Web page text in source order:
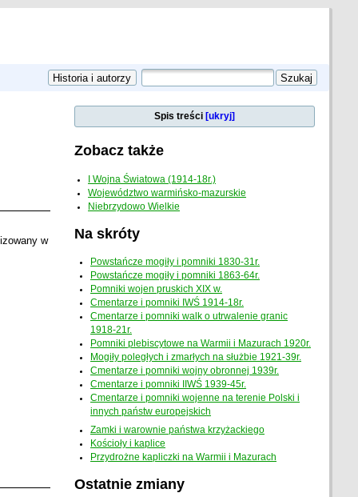
w
Spis treści [ukryj]
Zobacz także
I Wojna Światowa (1914-18r.)
Województwo warmińsko-mazurskie
Niebrzydowo Wielkie
Na skróty
Powstańcze mogiły i pomniki 1830-31r.
Powstańcze mogiły i pomniki 1863-64r.
Pomniki wojen pruskich XIX w.
Cmentarze i pomniki IWŚ 1914-18r.
Cmentarze i pomniki walk o utrwalenie granic
1918-21r.
Pomniki plebiscytowe na Warmii i Mazurach 1920r.
Mogiły poległych i zmarłych na służbie 1921-39r.
Cmentarze i pomniki wojny obronnej 1939r.
Cmentarze i pomniki IIWŚ 1939-45r.
Cmentarze i pomniki wojenne na terenie Polski i
innych państw europejskich
Zamki i warownie państwa krzyżackiego
Kościoły i kaplice
Przydrożne kapliczki na Warmii i Mazurach
Ostatnie zmiany